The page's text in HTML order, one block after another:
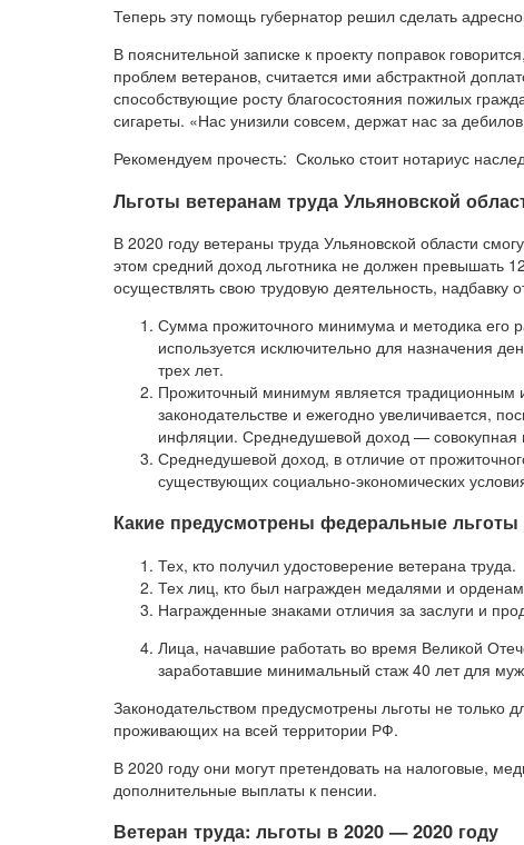
Теперь эту помощь губернатор решил сделать
В пояснительной записке к проекту поправок
проблем ветеранов, считается ими абстрактной
способствующие росту благосостояния пожилых
сигареты. «Нас унизили совсем, держат нас за
Рекомендуем прочесть: Сколько стоит нотариус
Льготы ветеранам труда Ульяновской
В 2020 году ветераны труда Ульяновской области
этом средний доход льготника не должен превышать
осуществлять свою трудовую деятельность, надбавку
Сумма прожиточного минимума и методика его
используется исключительно для назначения
трех лет.
Прожиточный минимум является традиционным
законодательстве и ежегодно увеличивается,
инфляции. Среднедушевой доход — совокупная
Среднедушевой доход, в отличие от
существующих социально-экономических
Какие предусмотрены федеральные льготы
Тех, кто получил удостоверение ветерана труда.
Тех лиц, кто был награжден медалями и
Награжденные знаками отличия за заслуги и
Лица, начавшие работать во время Великой
заработавшие минимальный стаж 40 лет для
Законодательством предусмотрены льготы не только
проживающих на всей территории РФ.
В 2020 году они могут претендовать на налоговые,
дополнительные выплаты к пенсии.
Ветеран труда: льготы в 2020 — 2020 году